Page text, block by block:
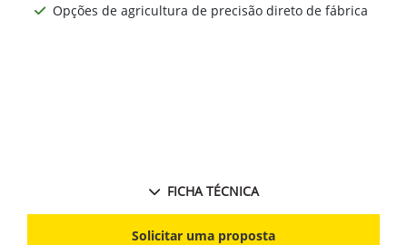
Opções de agricultura de precisão direto de fábrica
FICHA TÉCNICA
Solicitar uma proposta